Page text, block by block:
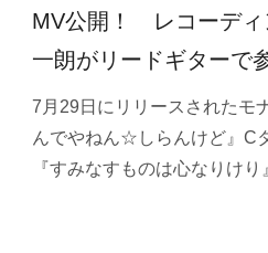
MV公開！ レコーディ
一朗がリードギターで
7月29日にリリースされたモ
んでやねん☆しらんけど』C
『すみなすものは心なりけ